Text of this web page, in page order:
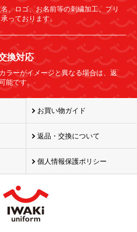
、ロゴ、お名前等の刺繍加工、プリ
っております。
換対応
ラーがイメージと異なる場合は、返
能です。
お買い物ガイド
返品・交換について
個人情報保護ポリシー